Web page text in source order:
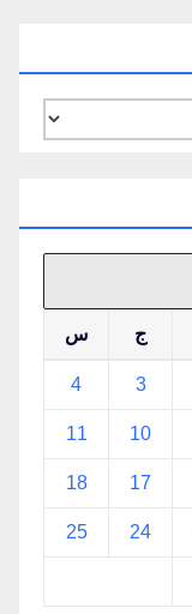
ج س
3
4
10
11
17
18
24
25